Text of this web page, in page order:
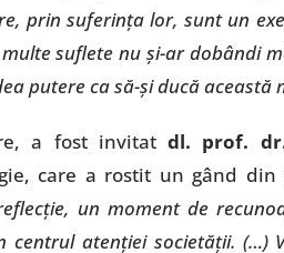
prin suferinţa lor, sunt un
suflete nu şi-ar dobândi
putere ca să-şi ducă această
a fost invitatdl. prof.
care a rostit un gând din
un moment de
centrul atenţiei societăţii. (…)